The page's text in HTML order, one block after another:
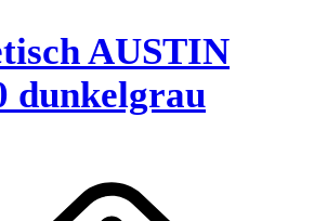
AUSTIN
dunkelgrau